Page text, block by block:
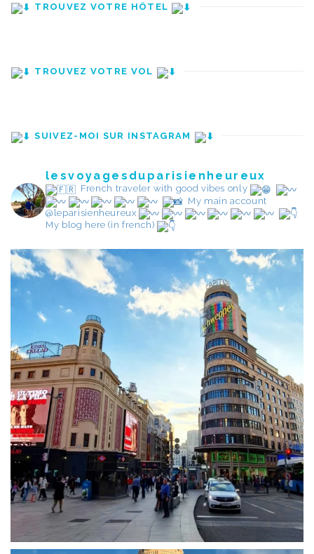
TROUVEZ VOTRE HÔTEL
TROUVEZ VOTRE VOL
SUIVEZ-MOI SUR INSTAGRAM
lesvoyagesduparisienheureux
French traveler with good vibes only
My main account
@leparisienheureux
My blog here (in french)